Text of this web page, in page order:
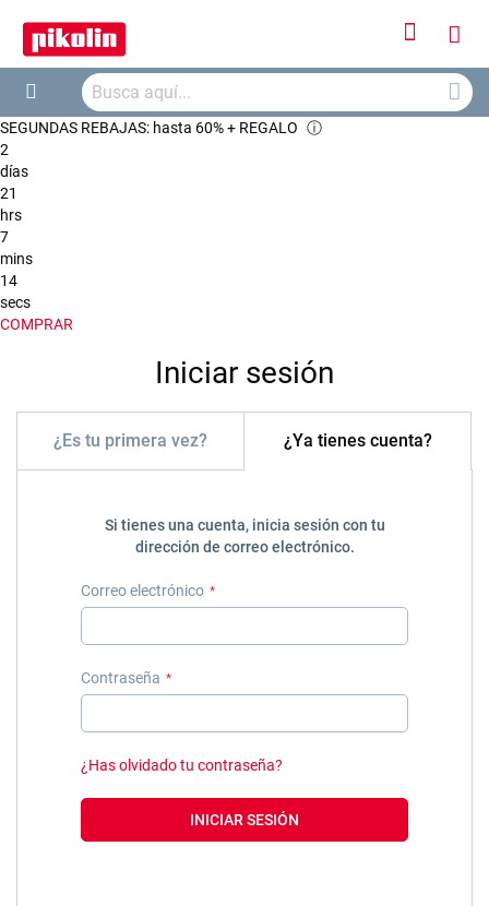
Iniciar
Buscar
SEGUNDAS REBAJAS: hasta 60% + REGALO ⓘ
2
días
21
hrs
7
mins
14
secs
COMPRAR
Iniciar sesión
¿Es tu primera vez? ¿Ya tienes cuenta?
Si tienes una cuenta, inicia sesión con tu
dirección de correo electrónico.
Correo electrónico
Contraseña
¿Has olvidado tu contraseña?
INICIAR SESIÓN